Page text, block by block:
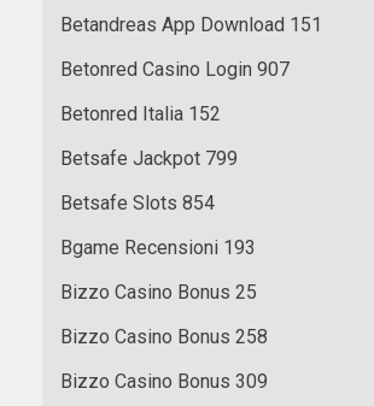
Betandreas App Download 151
Betonred Casino Login 907
Betonred Italia 152
Betsafe Jackpot 799
Betsafe Slots 854
Bgame Recensioni 193
Bizzo Casino Bonus 25
Bizzo Casino Bonus 258
Bizzo Casino Bonus 309